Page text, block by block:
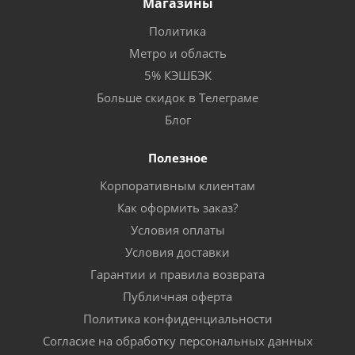
Политика
Метро и область
5% КЭШБЭК
Больше скидок в Телеграме
Блог
Полезное
Корпоративным клиентам
Как оформить заказ?
Условия оплаты
Условия доставки
Гарантии и правила возврата
Публичная оферта
Политика конфиденциальности
Согласие на обработку персональных данных